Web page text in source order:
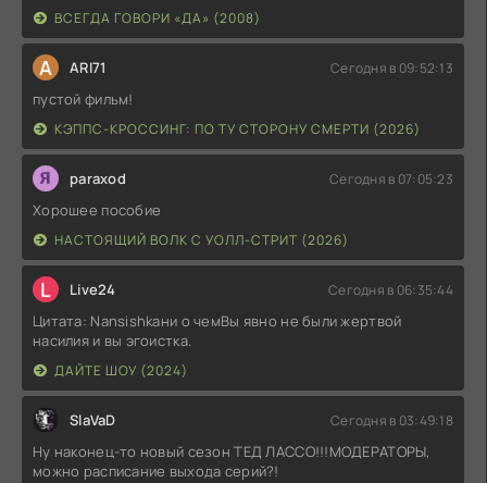
ВСЕГДА ГОВОРИ «ДА» (2008)
A ARI71 Сегодня в 09:52:13
пустой фильм!
КЭППС-КРОССИНГ: ПО ТУ СТОРОНУ СМЕРТИ (2026)
paraxod Сегодня в 07:05:23
Хорошее пособие
НАСТОЯЩИЙ ВОЛК С УОЛЛ-СТРИТ (2026)
L Live24 Сегодня в 06:35:44
Цитата: Nansishkaни о чемВы явно не были жертвой
насилия и вы эгоистка.
ДАЙТЕ ШОУ (2024)
SlaVaD Сегодня в 03:49:18
Ну наконец-то новый сезон ТЕД ЛАССО!!!МОДЕРАТОРЫ,
можно расписание выхода серий?!